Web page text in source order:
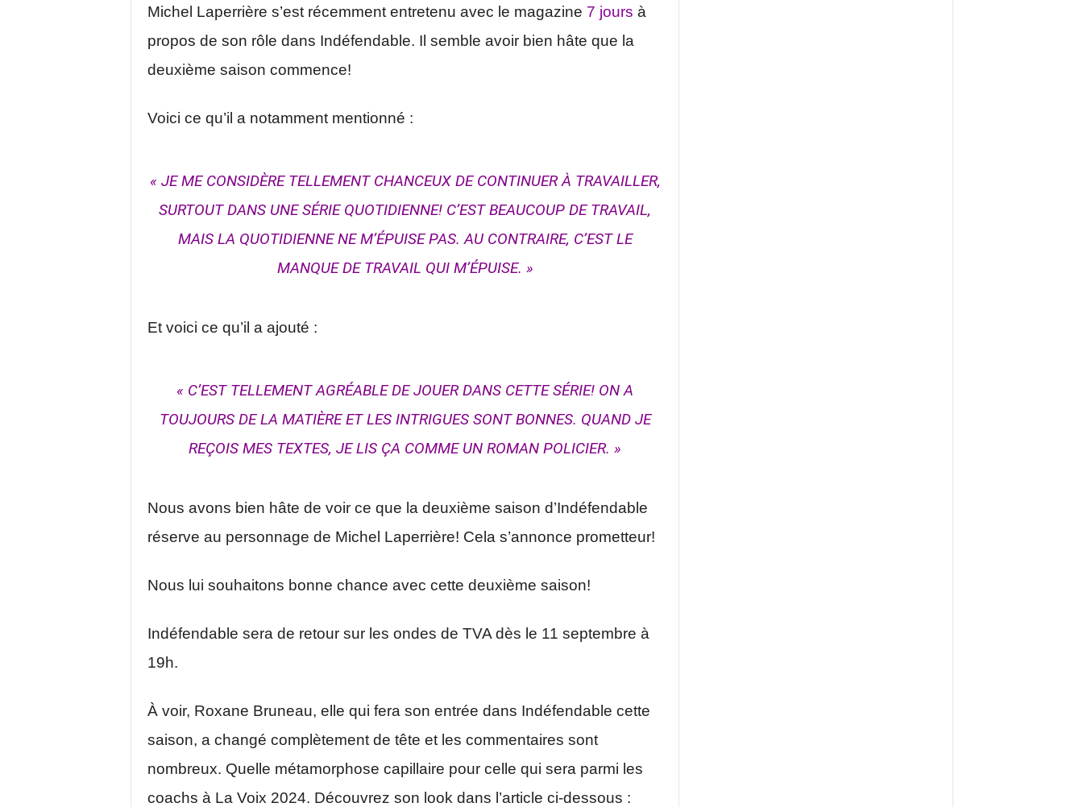
Michel Laperrière s’est récemment entretenu avec le magazine 7 jours à
propos de son rôle dans Indéfendable. Il semble avoir bien hâte que la
deuxième saison commence!
Voici ce qu’il a notamment mentionné :
« JE ME CONSIDÈRE TELLEMENT CHANCEUX DE CONTINUER À TRAVAILLER,
SURTOUT DANS UNE SÉRIE QUOTIDIENNE! C’EST BEAUCOUP DE TRAVAIL,
MAIS LA QUOTIDIENNE NE M’ÉPUISE PAS. AU CONTRAIRE, C’EST LE
MANQUE DE TRAVAIL QUI M’ÉPUISE. »
Et voici ce qu’il a ajouté :
« C’EST TELLEMENT AGRÉABLE DE JOUER DANS CETTE SÉRIE! ON A
TOUJOURS DE LA MATIÈRE ET LES INTRIGUES SONT BONNES. QUAND JE
REÇOIS MES TEXTES, JE LIS ÇA COMME UN ROMAN POLICIER. »
Nous avons bien hâte de voir ce que la deuxième saison d’Indéfendable
réserve au personnage de Michel Laperrière! Cela s’annonce prometteur!
Nous lui souhaitons bonne chance avec cette deuxième saison!
Indéfendable sera de retour sur les ondes de TVA dès le 11 septembre à
19h.
À voir, Roxane Bruneau, elle qui fera son entrée dans Indéfendable cette
saison, a changé complètement de tête et les commentaires sont
nombreux. Quelle métamorphose capillaire pour celle qui sera parmi les
coachs à La Voix 2024. Découvrez son look dans l’article ci-dessous :